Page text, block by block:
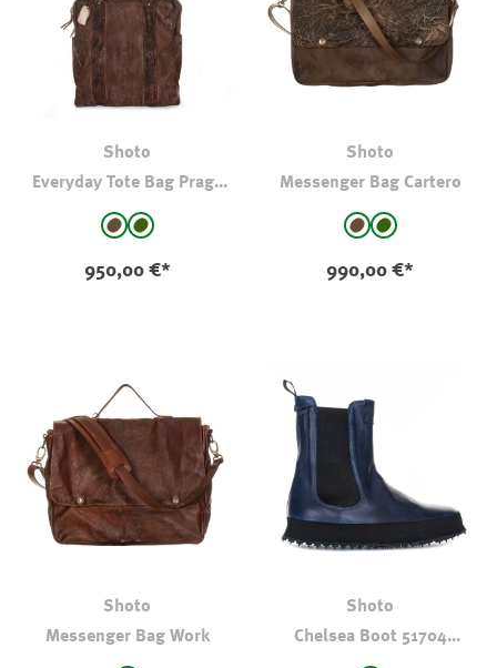
Shoto
Everyday Tote Bag Praga
auswählen
braundkl oliv-kaki
950,00 €*
Shoto
Messenger Bag Cartero
auswählen
braundkl oliv-kaki
990,00 €*
Shoto
Messenger Bag Work
Shoto
Chelsea Boot 51704